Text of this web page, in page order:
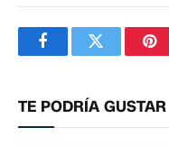
FacebookTwitter
TE PODRÍA GUSTAR